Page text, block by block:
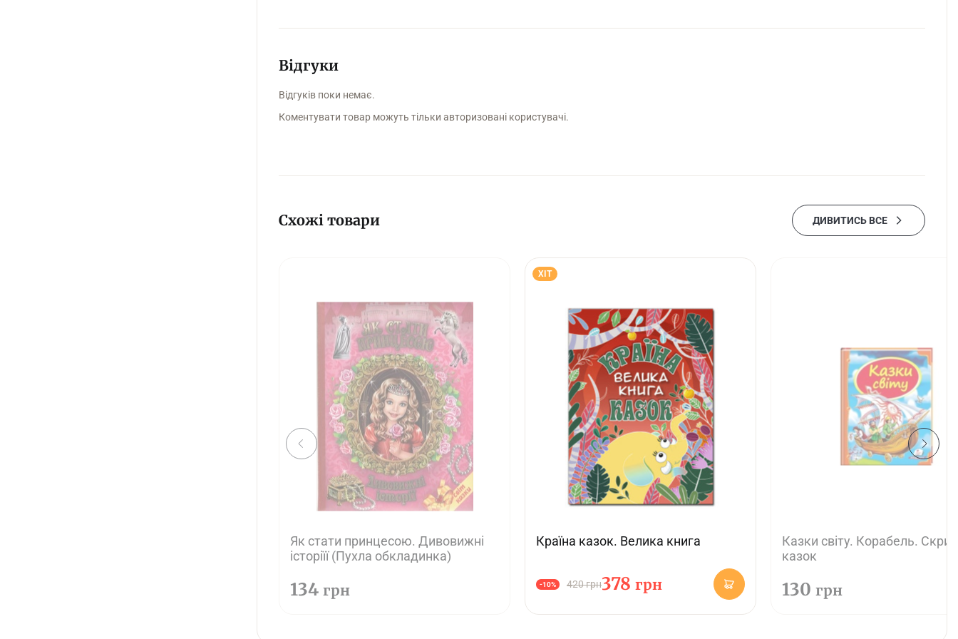
Відгуки
Відгуків поки немає.
Коментувати товар можуть тільки авторизовані користувачі.
Схожі товари ДИВИТИСЬ ВСЕ
Як стати принцесою. Дивовижні
історіїї (Пухла обкладинка)
134 грн
ХІТ
Країна казок. Велика книга
420 грн
-10% 378 грн
Казки світу. Корабель.
казок
130 грн